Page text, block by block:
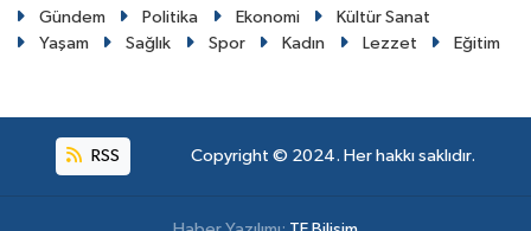
Gündem Politika Ekonomi
Kültür Sanat
Yaşam
Sağlık Spor Kadın Lezzet Eğitim
RSS Copyright © 2024. Her hakkı saklıdır.